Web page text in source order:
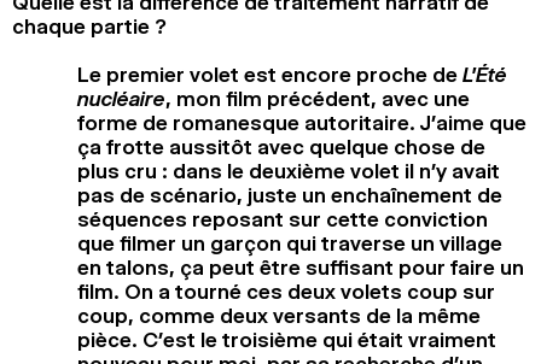
chaque partie ?
Le premier volet est encore proche de L’Été
nucléaire, mon film précédent, avec une
forme de romanesque autoritaire. J’aime que
ça frotte aussitôt avec quelque chose de
plus cru : dans le deuxième volet il n’y avait
pas de scénario, juste un enchaînement de
séquences reposant sur cette conviction
que filmer un garçon qui traverse un village
en talons, ça peut être suffisant pour faire un
film. On a tourné ces deux volets coup sur
coup, comme deux versants de la même
pièce. C’est le troisième qui était vraiment